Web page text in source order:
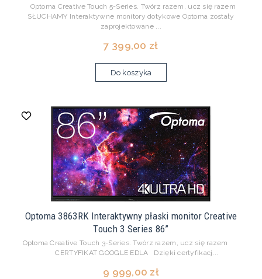
Optoma Creative Touch 5-Series. Twórz razem, ucz się razem
SŁUCHAMY Interaktywne monitory dotykowe Optoma zostały
zaprojektowane ...
7 399,00 zł
Do koszyka
Optoma 3863RK Interaktywny płaski monitor Creative
Touch 3 Series 86”
Optoma Creative Touch 3-Series. Twórz razem, ucz się razem
CERTYFIKAT GOOGLE EDLA Dzięki certyfikacj...
9 999,00 zł